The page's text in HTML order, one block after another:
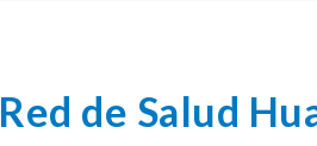
Red de Salud